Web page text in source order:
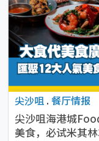
尖沙咀 . 餐厅情报
尖沙咀海港城
美食，必试米其